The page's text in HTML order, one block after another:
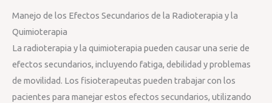
Manejo de los Efectos Secundarios de la Radioterapia y la
Quimioterapia
La radioterapia y la quimioterapia pueden causar una serie de
efectos secundarios, incluyendo fatiga, debilidad y problemas
de movilidad. Los fisioterapeutas pueden trabajar con los
pacientes para manejar estos efectos secundarios, utilizando